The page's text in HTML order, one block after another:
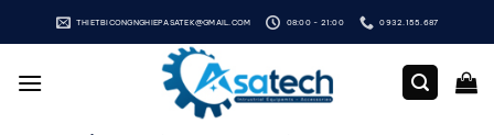
qua
dung
THIETBICONGNGHIEPASATEK@GMAIL.COM 08:00 - 21:00 0932.155.687